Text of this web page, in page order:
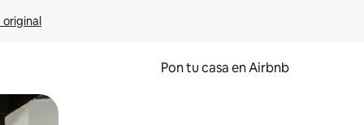
original
Pon tu casa en Airbnb